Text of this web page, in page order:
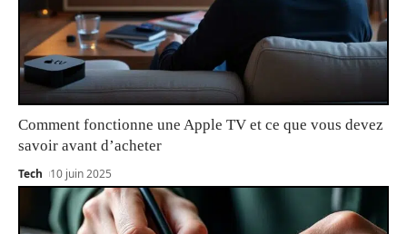
Comment fonctionne une Apple TV et ce que vous devez
savoir avant d’acheter
Tech 10 juin 2025